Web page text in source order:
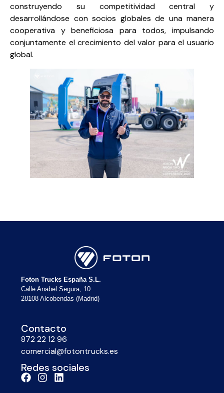
construyendo su competitividad central y
desarrollándose con socios globales de una manera
cooperativa y beneficiosa para todos, impulsando
conjuntamente el crecimiento del valor para el usuario
global.
Foton Trucks España S.L.
Calle Anabel Segura, 10
28108 Alcobendas (Madrid)
Contacto
872 22 12 96
comercial@fotontrucks.es
Redes sociales